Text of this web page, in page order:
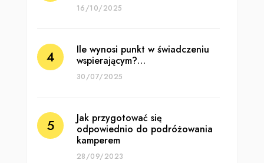
16/10/2025
Ile wynosi punkt w świadczeniu
wspierającym?…
30/07/2025
Jak przygotować się
odpowiednio do podróżowania
kamperem
28/09/2023